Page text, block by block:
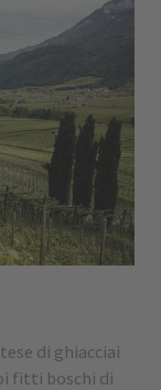
di ghiacciai
fitti boschi di